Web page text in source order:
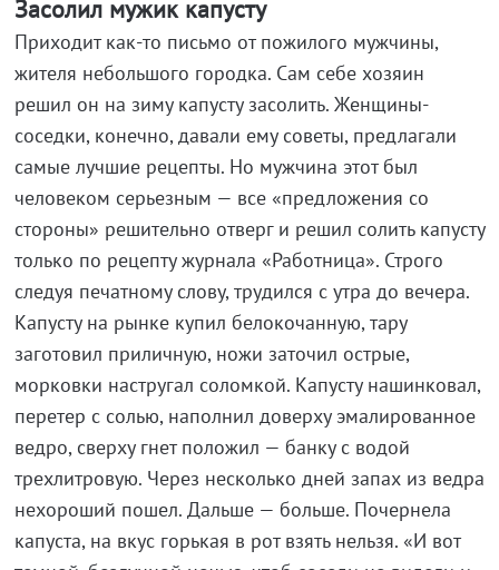
Засолил мужик капусту
Приходит как-то письмо от пожилого мужчины,
жителя небольшого городка. Сам себе хозяин
решил он на зиму капусту засолить. Женщины-
соседки, конечно, давали ему советы, предлагали
самые лучшие рецепты. Но мужчина этот был
человеком серьезным — все «предложения со
стороны» решительно отверг и решил солить капусту
только по рецепту журнала «Работница». Строго
следуя печатному слову, трудился с утра до вечера.
Капусту на рынке купил белокочанную, тару
заготовил приличную, ножи заточил острые,
морковки настругал соломкой. Капусту нашинковал,
перетер с солью, наполнил доверху эмалированное
ведро, сверху гнет положил — банку с водой
трехлитровую. Через несколько дней запах из ведра
нехороший пошел. Дальше — больше. Почернела
капуста, на вкус горькая в рот взять нельзя. «И вот